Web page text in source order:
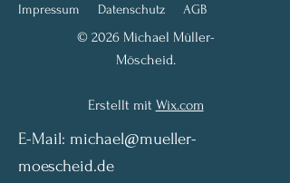
Impressum Datenschutz AGB
© 2026 Michael Müller-
Möscheid.
Erstellt mit Wix.com
E-Mail: michael@mueller-
moescheid.de